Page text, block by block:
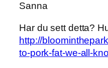
Sanna
Har du sett detta?
http://
to-pork-fat-we-all-